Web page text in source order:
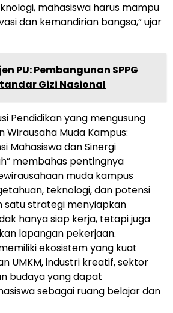
mahasiswa harus mampu
dan kemandirian bangsa,” ujar
PU: Pembangunan SPPG
Gizi Nasional
Pendidikan yang mengusung
Wirausaha Muda Kampus:
Mahasiswa dan Sinergi
membahas pentingnya
muda kampus
teknologi, dan potensi
satu strategi menyiapkan
hanya siap kerja, tetapi juga
lapangan pekerjaan.
ekosistem yang kuat
UMKM, industri kreatif, sektor
budaya yang dapat
sebagai ruang belajar dan